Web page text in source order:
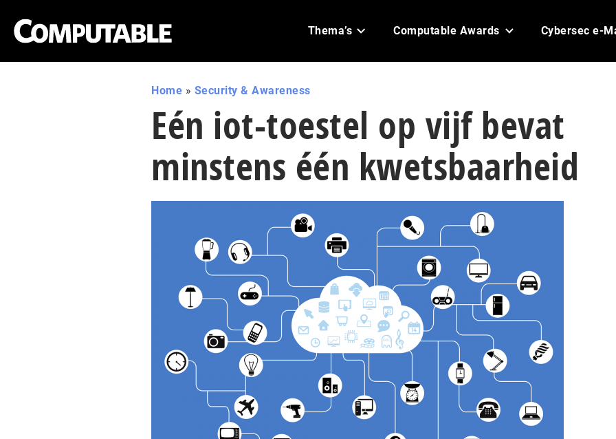
Thema’s Computable Awards Cybersec e-
Home » Security & Awareness
Eén iot-toestel op vijf bevat
minstens één kwetsbaarheid